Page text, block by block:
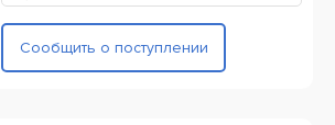
Сообщить о поступлении